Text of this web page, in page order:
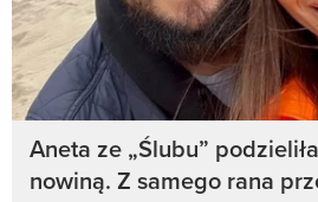
Aneta ze „Ślubu”
nowiną. Z samego rana